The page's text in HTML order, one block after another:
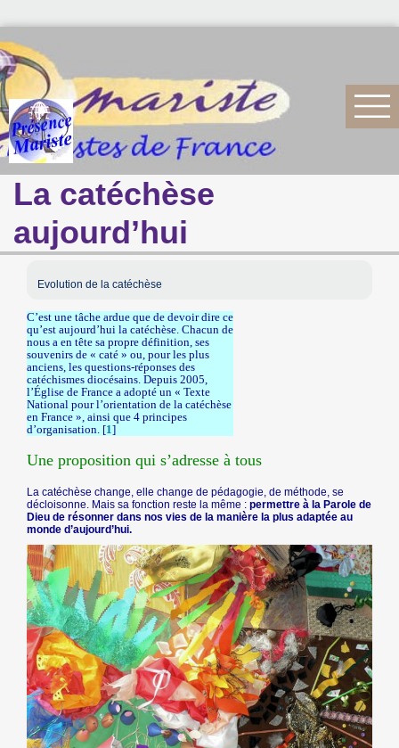
La catéchèse
aujourd’hui
Evolution de la catéchèse
C’est une tâche ardue que de devoir dire ce
qu’est aujourd’hui la catéchèse. Chacun de
nous a en tête sa propre définition, ses
souvenirs de « caté » ou, pour les plus
anciens, les questions-réponses des
catéchismes diocésains. Depuis 2005,
l’Église de France a adopté un « Texte
National pour l’orientation de la catéchèse
en France », ainsi que 4 principes
d’organisation. [1]
Une proposition qui s’adresse à tous
La catéchèse change, elle change de pédagogie, de méthode, se
décloisonne. Mais sa fonction reste la même :permettre à la Parole de
Dieu de résonner dans nos vies de la manière la plus adaptée au
monde d’aujourd’hui.